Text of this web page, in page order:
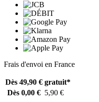
Frais d'envoi en France
Dès 49,90 € gratuit*
Dès 0,00 € 5,90 €